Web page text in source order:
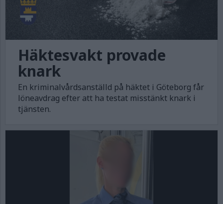
Häktesvakt provade
knark
En kriminalvårdsanställd på häktet i Göteborg får
löneavdrag efter att ha testat misstänkt knark i
tjänsten.